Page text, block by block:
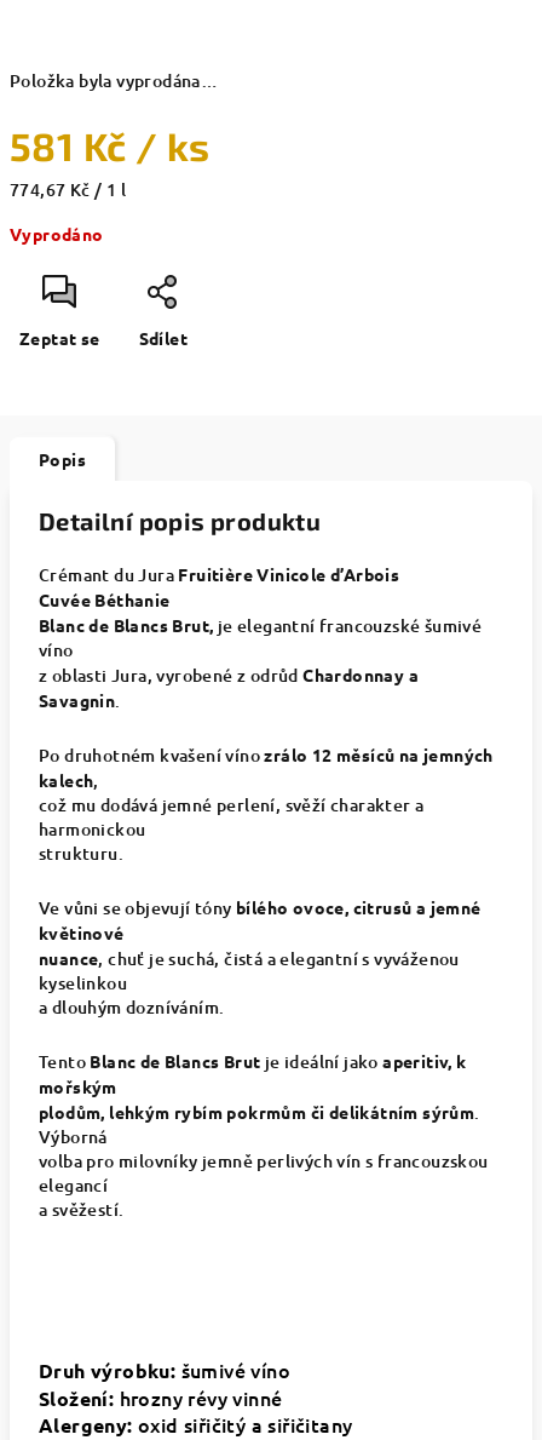
Položka byla vyprodána…
581 Kč / ks
Měrná
774,67 Kč / 1 l
Vyprodáno
Zeptat se Sdílet
Popis
Detailní popis produktu
Crémant du Jura Fruitière Vinicole d’Arbois
Cuvée Béthanie
Blanc de Blancs Brut, je elegantní francouzské šumivé
víno
z oblasti Jura, vyrobené z odrůdChardonnay a
Savagnin.
Po druhotném kvašení vínozrálo 12 měsíců na jemných
kalech,
což mu dodává jemné perlení, svěží charakter a
harmonickou
strukturu.
Ve vůni se objevují tóny bílého ovoce, citrusů a jemné
květinové
nuance, chuť je suchá, čistá a elegantní s vyváženou
kyselinkou
a dlouhým dozníváním.
Tento Blanc de Blancs Brut je ideální jakoaperitiv, k
mořským
plodům, lehkým rybím pokrmům či delikátním sýrům.
Výborná
volba pro milovníky jemně perlivých vín s francouzskou
elegancí
a svěžestí.
Druh výrobku: šumivé víno
Složení: hrozny révy vinné
Alergeny: oxid siřičitý a siřičitany